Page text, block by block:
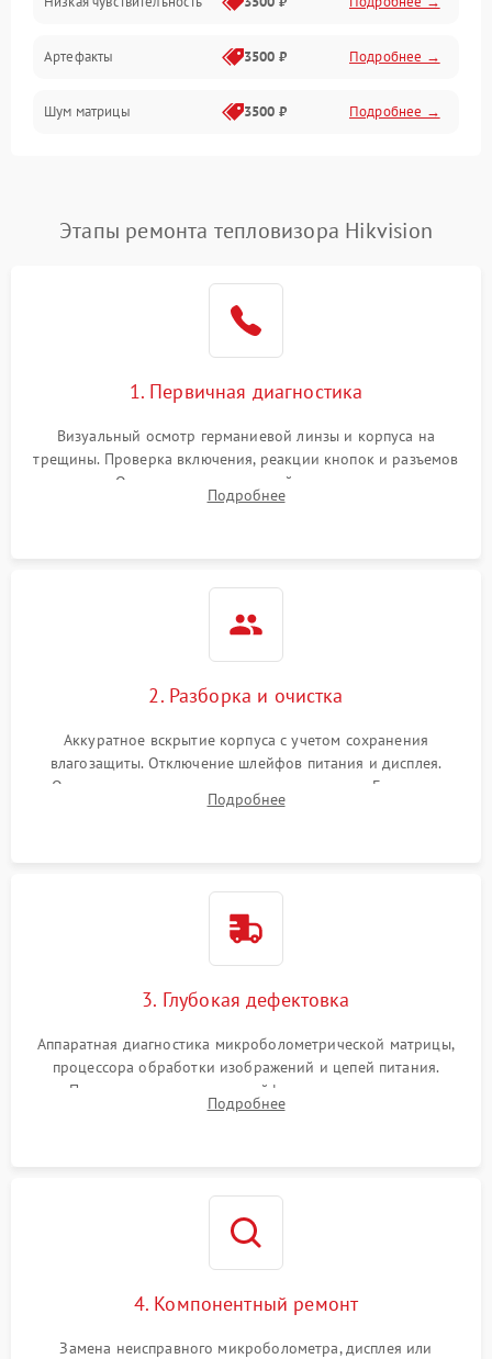
Измерения
Матрица
Проблемы питания
Сбои коммуникаций и интерфейсов
Экран (дисплей)
Артефакты 3500 ₽ Подробнее →
Шум матрицы 3500 ₽ Подробнее →
Этапы ремонта тепловизора Hikvision
1. Первичная диагностика
Визуальный осмотр германиевой линзы и корпуса на
трещины. Проверка включения, реакции кнопок и разъемов
зарядки. Оценка вывода тепловой сигнатуры на экран,
проверка базовых функций и считывание системных
Подробнее
2. Разборка и очистка
Аккуратное вскрытие корпуса с учетом сохранения
влагозащиты. Отключение шлейфов питания и дисплея.
Очистка внутренних плат от окислов и пыли. Бережная
обработка германиевого объектива специализированными
Подробнее
3. Глубокая дефектовка
Аппаратная диагностика микроболометрической матрицы,
процессора обработки изображений и цепей питания.
Проверка целостности шлейфов, модуля памяти и
интерфейсов связи. Выявление сгоревших SMD-компонентов
Подробнее
4. Компонентный ремонт
Замена неисправного микроболометра, дисплея или